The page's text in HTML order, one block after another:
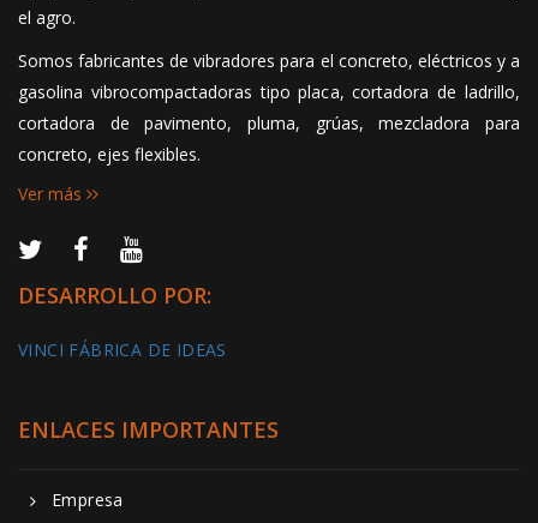
el agro.
Somos fabricantes de vibradores para el concreto, eléctricos y a
gasolina vibrocompactadoras tipo placa, cortadora de ladrillo,
cortadora de pavimento, pluma, grúas, mezcladora para
concreto, ejes flexibles.
Ver más
DESARROLLO POR:
VINCI FÁBRICA DE IDEAS
ENLACES IMPORTANTES
Empresa